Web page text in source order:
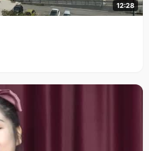
12:28